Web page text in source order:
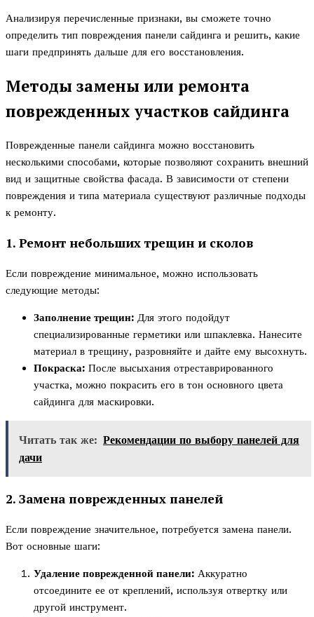
Анализируя перечисленные признаки, вы сможете точно
определить тип повреждения панели сайдинга и решить, какие
шаги предпринять дальше для его восстановления.
Методы замены или ремонта
поврежденных участков сайдинга
Поврежденные панели сайдинга можно восстановить
несколькими способами, которые позволяют сохранить внешний
вид и защитные свойства фасада. В зависимости от степени
повреждения и типа материала существуют различные подходы
к ремонту.
1. Ремонт небольших трещин и сколов
Если повреждение минимальное, можно использовать
следующие методы:
Заполнение трещин: Для этого подойдут
специализированные герметики или шпаклевка. Нанесите
материал в трещину, разровняйте и дайте ему высохнуть.
Покраска: После высыхания отреставрированного
участка, можно покрасить его в тон основного цвета
сайдинга для маскировки.
Читать так же: Рекомендации по выбору панелей для
дачи
2. Замена поврежденных панелей
Если повреждение значительное, потребуется замена панели.
Вот основные шаги:
Удаление поврежденной панели: Аккуратно
отсоедините ее от креплений, используя отвертку или
другой инструмент.